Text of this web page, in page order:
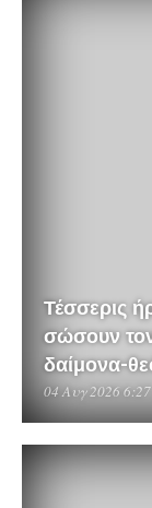
Τέσσερις
σώσουν
δαίμονα-
04 Αυγ 2026